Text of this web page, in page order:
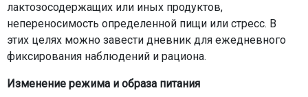
лактозосодержащих или иных продуктов,
непереносимость определенной пищи или стресс. В
этих целях можно завести дневник для ежедневного
фиксирования наблюдений и рациона.
Изменение режима и образа питания